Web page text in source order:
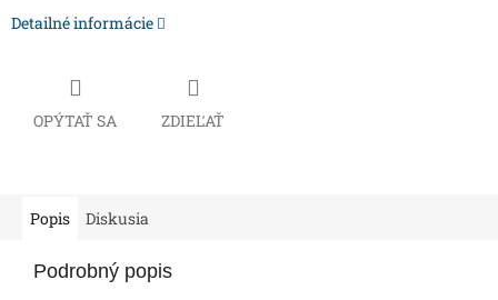
Detailné informácie
OPÝTAŤ SA ZDIEĽAŤ
Popis Diskusia
Podrobný popis